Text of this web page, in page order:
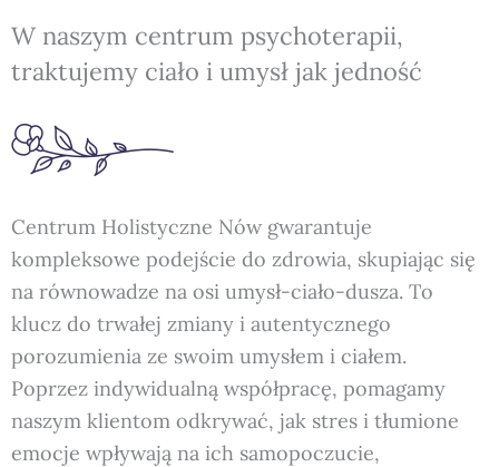
W naszym centrum psychoterapii,
traktujemy ciało i umysł jak jedność
Centrum Holistyczne Nów gwarantuje
kompleksowe podejście do zdrowia, skupiając się
na równowadze na osi umysł-ciało-dusza. To
klucz do trwałej zmiany i autentycznego
porozumienia ze swoim umysłem i ciałem.
Poprzez indywidualną współpracę, pomagamy
naszym klientom odkrywać, jak stres i tłumione
emocje wpływają na ich samopoczucie,